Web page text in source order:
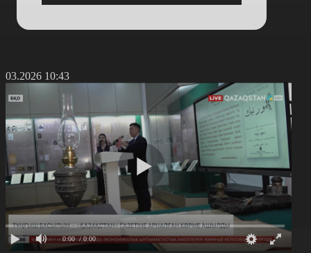
10:43
0:00 / 0:00